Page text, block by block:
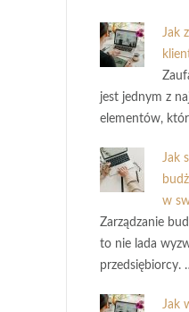
Jak
jest jednym z
elementów,
Jak
w
Zarządzanie
to nie lada
przedsiębiorcy.
Jak